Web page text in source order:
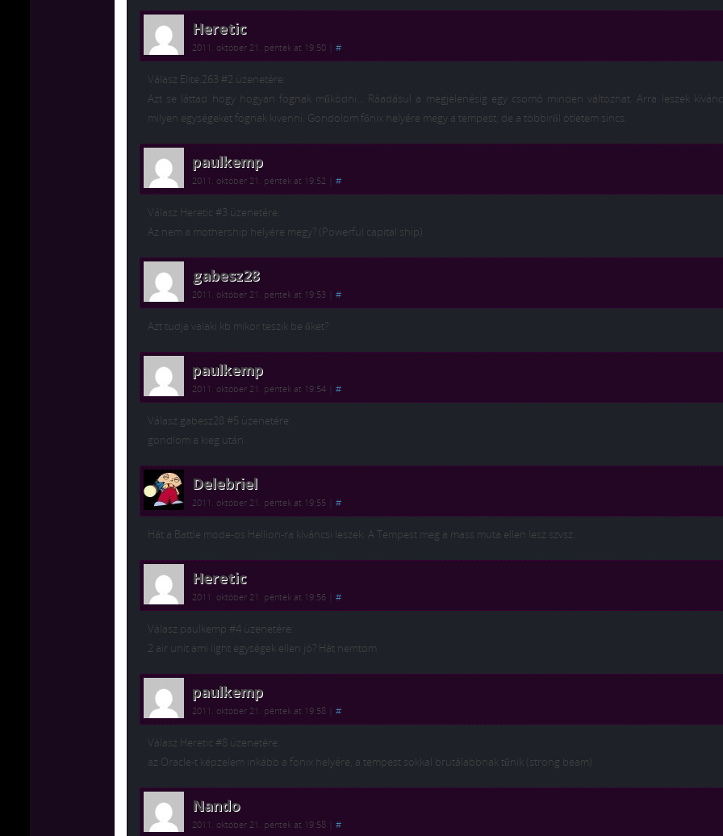
Heretic
2011. október 21. péntek at 19:50 #
Válasz Elite.263 #2 üzenetére:
Azt se láttad hogy hogyan fognak működni… Ráadásul a megjelenésig egy csomó minden változhat. Arra leszek
milyen egységeket fognak kivenni. Gondolom főnix helyére megy a tempest, de a többiről ötletem sincs.
paulkemp
2011. október 21. péntek at 19:52 #
Válasz Heretic #3 üzenetére:
Az nem a mothership helyére megy? (Powerful capital ship)
gabesz28
2011. október 21. péntek at 19:53 #
Azt tudja valaki kb mikor teszik be őket?
paulkemp
2011. október 21. péntek at 19:54 #
Válasz gabesz28 #5 üzenetére:
gondlom a kieg után
Delebriel
2011. október 21. péntek at 19:55 #
Hát a Battle mode-os Hellion-ra kíváncsi leszek. A Tempest meg a mass muta ellen lesz szvsz.
Heretic
2011. október 21. péntek at 19:56 #
Válasz paulkemp #4 üzenetére:
2 air unit ami light egységek ellen jó? Hát nemtom
paulkemp
2011. október 21. péntek at 19:58 #
Válasz Heretic #8 üzenetére:
az Oracle-t képzelem inkább a fonix helyére, a tempest sokkal brutálabbnak tűnik (strong beam)
Nando
2011. október 21. péntek at 19:58 #